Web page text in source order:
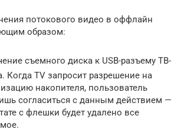
потокового видео в оффлайн
образом:
съемного диска к USB-разъему TB-
Когда TV запросит разрешение на
накопителя, пользователь
согласиться с данным действием —
с флешки будет удалено все